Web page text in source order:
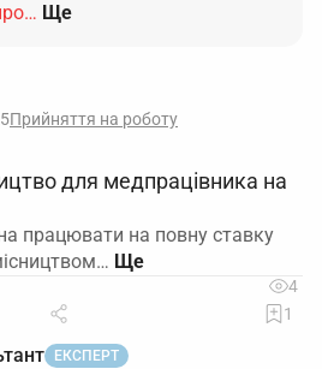
Ще
Прийняття на роботу
для медпрацівника на
працювати на повну ставку
4
1
ЕКСПЕРТ